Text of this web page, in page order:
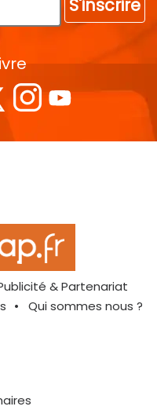
S'inscrire
& Partenariat
Qui sommes nous ?